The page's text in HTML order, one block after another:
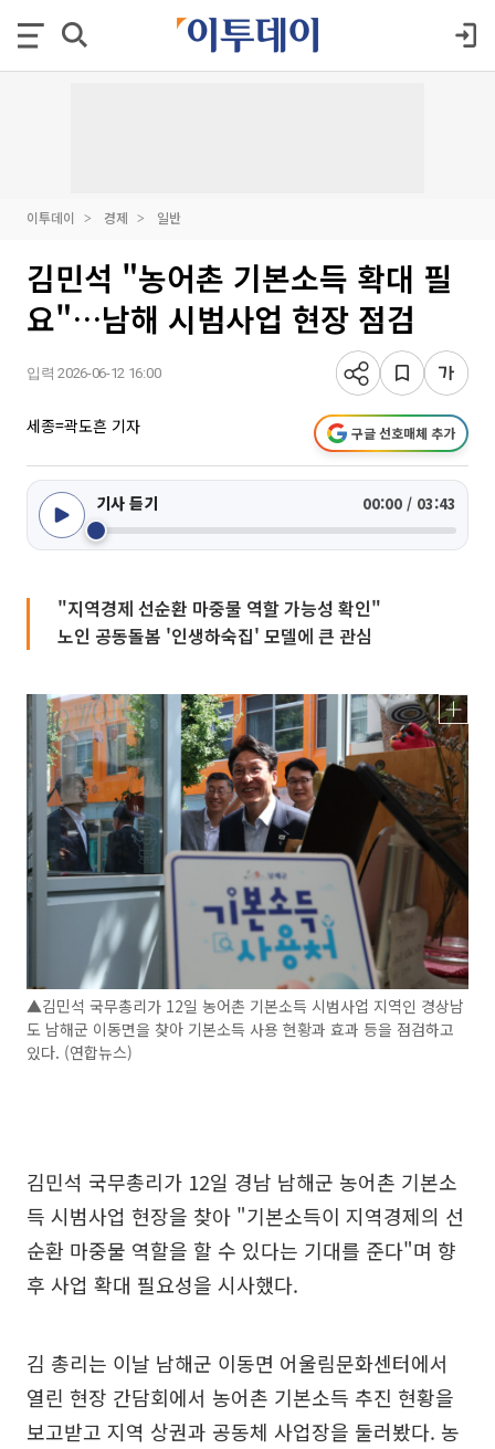
이투데이 경제 일반
김민석 "농어촌 기본소득 확대 필
요"…남해 시범사업 현장 점검
입력 2026-06-12 16:00
세종=곽도흔 기자 구글 선호매체 추가
기사 듣기 00:00 / 03:43
"지역경제 선순환 마중물 역할 가능성 확인"
노인 공동돌봄 '인생하숙집' 모델에 큰 관심
▲김민석 국무총리가 12일 농어촌 기본소득 시범사업 지역인 경상남
도 남해군 이동면을 찾아 기본소득 사용 현황과 효과 등을 점검하고
있다. (연합뉴스)
김민석 국무총리가 12일 경남 남해군 농어촌 기본소
득 시범사업 현장을 찾아 "기본소득이 지역경제의 선
순환 마중물 역할을 할 수 있다는 기대를 준다"며 향
후 사업 확대 필요성을 시사했다.
김 총리는 이날 남해군 이동면 어울림문화센터에서
열린 현장 간담회에서 농어촌 기본소득 추진 현황을
보고받고 지역 상권과 공동체 사업장을 둘러봤다. 농